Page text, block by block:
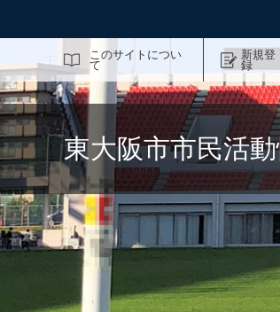
このサイトについ
て
新規登
録
東大阪市市民活